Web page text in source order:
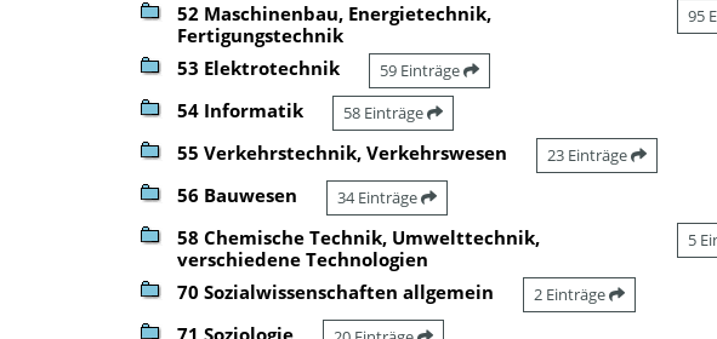
52 Maschinenbau, Energietechnik,
Fertigungstechnik
95
53 Elektrotechnik 59 Einträge
54 Informatik 58 Einträge
55 Verkehrstechnik, Verkehrswesen 23 Einträge
56 Bauwesen 34 Einträge
58 Chemische Technik, Umwelttechnik,
verschiedene Technologien
5
70 Sozialwissenschaften allgemein 2 Einträge
71 Soziologie